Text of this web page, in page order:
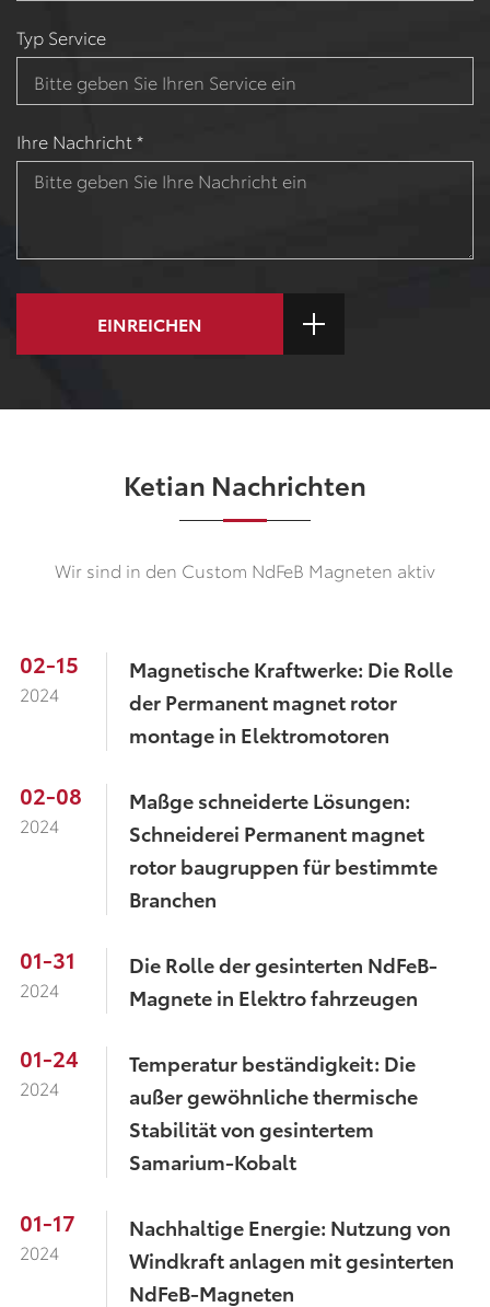
Typ Service
Ihre Nachricht *
EINREICHEN
Ketian Nachrichten
Wir sind in den Custom NdFeB Magneten aktiv
02-15
2024
Magnetische Kraftwerke: Die Rolle
der Permanent magnet rotor
montage in Elektromotoren
02-08
2024
Maßge schneiderte Lösungen:
Schneiderei Permanent magnet
rotor baugruppen für bestimmte
Branchen
01-31
2024
Die Rolle der gesinterten NdFeB-
Magnete in Elektro fahrzeugen
01-24
2024
Temperatur beständigkeit: Die
außer gewöhnliche thermische
Stabilität von gesintertem
Samarium-Kobalt
01-17
2024
Nachhaltige Energie: Nutzung von
Windkraft anlagen mit gesinterten
NdFeB-Magneten